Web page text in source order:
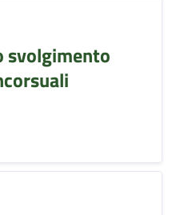
svolgimento